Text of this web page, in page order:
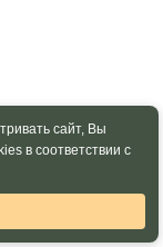
сайт, Вы
в соответствии с